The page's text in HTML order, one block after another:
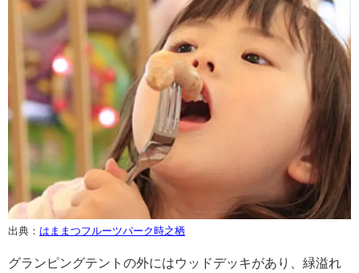
出典： はままつフルーツパーク時之栖
グランピングテントの外にはウッドデッキがあり、緑溢れ